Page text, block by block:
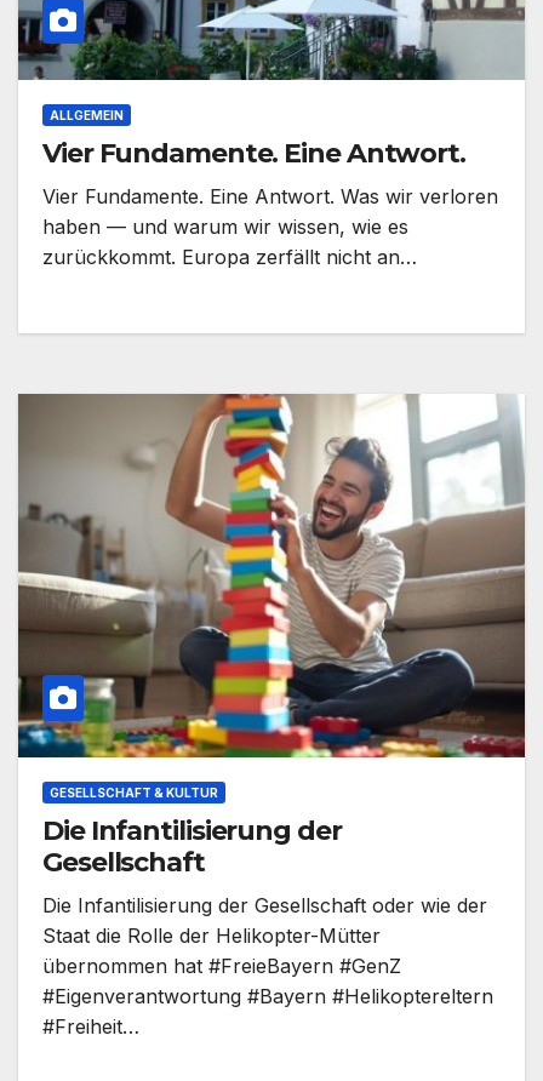
ALLGEMEIN
Vier Fundamente. Eine Antwort.
Vier Fundamente. Eine Antwort. Was wir verloren
haben — und warum wir wissen, wie es
zurückkommt. Europa zerfällt nicht an…
GESELLSCHAFT & KULTUR
Die Infantilisierung der
Gesellschaft
Die Infantilisierung der Gesellschaft oder wie der
Staat die Rolle der Helikopter-Mütter
übernommen hat #FreieBayern #GenZ
#Eigenverantwortung #Bayern #Helikoptereltern
#Freiheit…